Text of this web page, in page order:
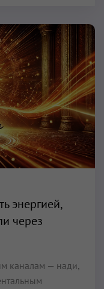
энергией,
через
каналам — нади,